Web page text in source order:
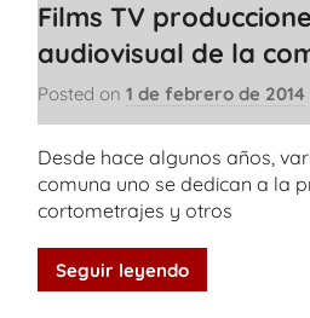
Films TV
audiovisual de la
Posted on 1 de febrero de 2014
Desde hace algunos años,
comuna uno se dedican a la
cortometrajes y otros
Seguir leyendo